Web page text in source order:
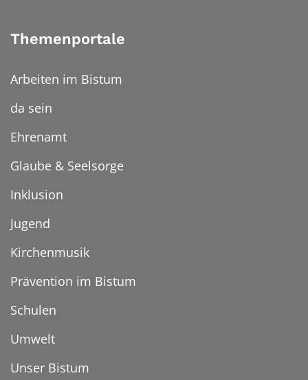
Themenportale
Arbeiten im Bistum
da sein
Ehrenamt
Glaube & Seelsorge
Inklusion
Jugend
Kirchenmusik
Prävention im Bistum
Schulen
Umwelt
Unser Bistum